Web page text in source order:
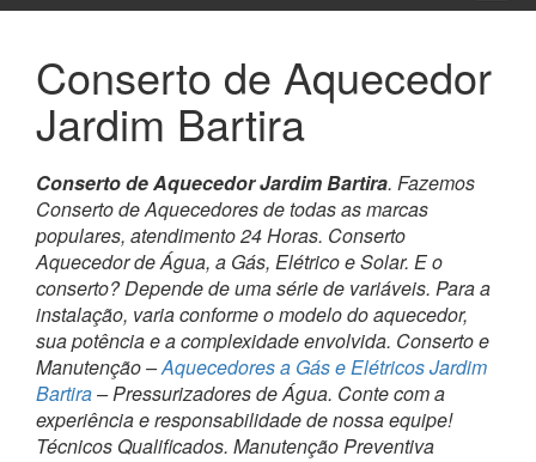
Conserto de Aquecedor
Jardim Bartira
Conserto de Aquecedor Jardim Bartira. Fazemos
Conserto de Aquecedores de todas as marcas
populares, atendimento 24 Horas. Conserto
Aquecedor de Água, a Gás, Elétrico e Solar. E o
conserto? Depende de uma série de variáveis. Para a
instalação, varia conforme o modelo do aquecedor,
sua potência e a complexidade envolvida. Conserto e
Manutenção –Aquecedores a Gás e Elétricos Jardim
Bartira– Pressurizadores de Água. Conte com a
experiência e responsabilidade de nossa equipe!
Técnicos Qualificados. Manutenção Preventiva